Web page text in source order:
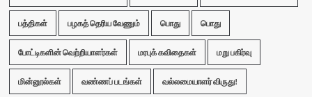
பத்திகள் பழகத் தெரிய வேணும் பொது பொது
போட்டிகளின் வெற்றியாளர்கள் மரபுக் கவிதைகள் மறு பகிர்வு
மின்னூல்கள் வண்ணப் படங்கள் வல்லமையாளர் விருது!